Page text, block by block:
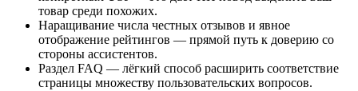
товар среди похожих.
Наращивание числа честных отзывов и явное
отображение рейтингов — прямой путь к доверию со
стороны ассистентов.
Раздел FAQ — лёгкий способ расширить соответствие
страницы множеству пользовательских вопросов.